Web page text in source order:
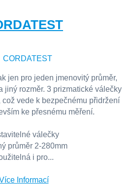
jen pro jeden jmenovitý průměr,
jiný rozměr. 3 prizmatické válečky
vede k bezpečnému přidržení
ke přesnému měření.
válečky
průměr 2-280mm
i pro...
Informací